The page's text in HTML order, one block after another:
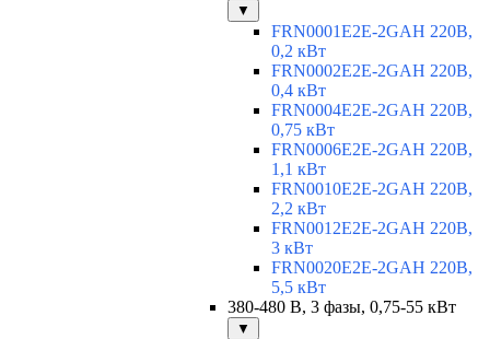
▼
FRN0001E2E-2GAH 220В,
0,2 кВт
FRN0002E2E-2GAH 220В,
0,4 кВт
FRN0004E2E-2GAH 220В,
0,75 кВт
FRN0006E2E-2GAH 220В,
1,1 кВт
FRN0010E2E-2GAH 220В,
2,2 кВт
FRN0012E2E-2GAH 220В,
3 кВт
FRN0020E2E-2GAH 220В,
5,5 кВт
380-480 В, 3 фазы, 0,75-55 кВт
▼